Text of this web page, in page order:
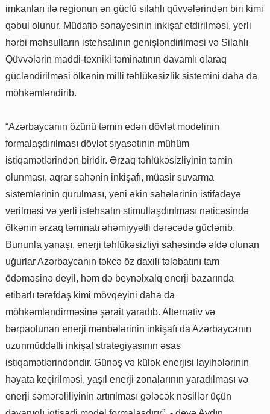
imkanları ilə regionun ən güclü silahlı qüvvələrindən biri kimi
qəbul olunur. Müdafiə sənayesinin inkişaf etdirilməsi, yerli
hərbi məhsulların istehsalının genişləndirilməsi və Silahlı
Qüvvələrin maddi-texniki təminatının davamlı olaraq
gücləndirilməsi ölkənin milli təhlükəsizlik sistemini daha da
möhkəmləndirib.
“Azərbaycanın özünü təmin edən dövlət modelinin
formalaşdırılması dövlət siyasətinin mühüm
istiqamətlərindən biridir. Ərzaq təhlükəsizliyinin təmin
olunması, aqrar sahənin inkişafı, müasir suvarma
sistemlərinin qurulması, yeni əkin sahələrinin istifadəyə
verilməsi və yerli istehsalın stimullaşdırılması nəticəsində
ölkənin ərzaq təminatı əhəmiyyətli dərəcədə güclənib.
Bununla yanaşı, enerji təhlükəsizliyi sahəsində əldə olunan
uğurlar Azərbaycanın təkcə öz daxili tələbatını tam
ödəməsinə deyil, həm də beynəlxalq enerji bazarında
etibarlı tərəfdaş kimi mövqeyini daha da
möhkəmləndirməsinə şərait yaradıb. Alternativ və
bərpaolunan enerji mənbələrinin inkişafı da Azərbaycanın
uzunmüddətli inkişaf strategiyasının əsas
istiqamətlərindəndir. Günəş və külək enerjisi layihələrinin
həyata keçirilməsi, yaşıl enerji zonalarının yaradılması və
enerji səmərəliliyinin artırılması gələcək nəsillər üçün